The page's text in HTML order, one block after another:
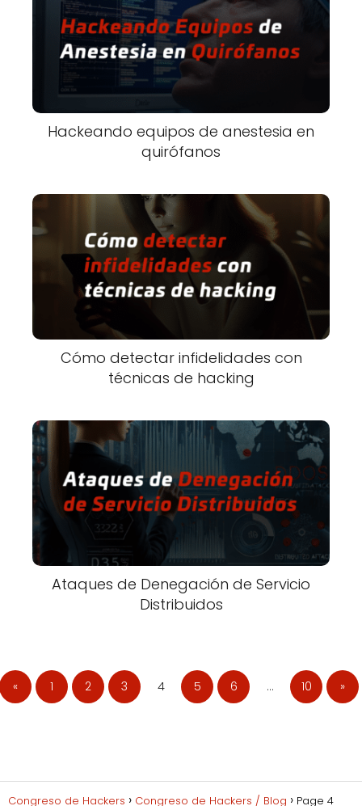
Hackeando equipos de anestesia en
quirófanos
Cómo detectar infidelidades con
técnicas de hacking
Ataques de Denegación de Servicio
Distribuidos
« 1 2 3 4 5 6 … 10 »
Congreso de Hackers Congreso de Hackers / Blog Page 4